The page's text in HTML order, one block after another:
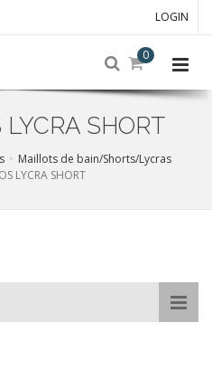
LOGIN
0
SHORT
Maillots de bain/Shorts/Lycras
LYCRA SHORT